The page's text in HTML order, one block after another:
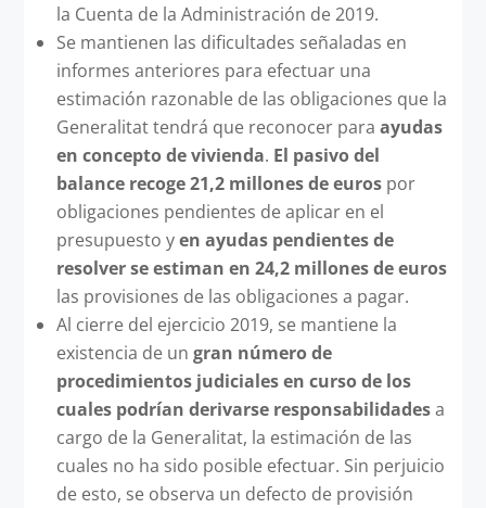
la Cuenta de la Administración de 2019.
Se mantienen las dificultades señaladas en
informes anteriores para efectuar una
estimación razonable de las obligaciones que la
Generalitat tendrá que reconocer para ayudas
en concepto de vivienda. El pasivo del
balance recoge 21,2 millones de eurospor
obligaciones pendientes de aplicar en el
presupuesto yen ayudas pendientes de
resolver se estiman en 24,2 millones de euros
las provisiones de las obligaciones a pagar.
Al cierre del ejercicio 2019, se mantiene la
existencia de un gran número de
procedimientos judiciales en curso de los
cuales podrían derivarse responsabilidadesa
cargo de la Generalitat, la estimación de las
cuales no ha sido posible efectuar. Sin perjuicio
de esto, se observa un defecto de provisión